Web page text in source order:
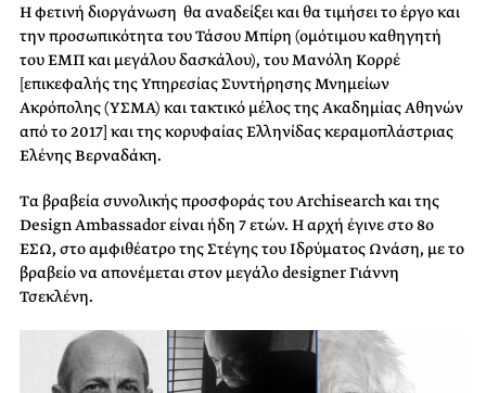
Η φετινή διοργάνωση θα αναδείξει και θα τιμήσει το έργο και
την προσωπικότητα τουΤάσου Μπίρη (ομότιμου καθηγητή
του ΕΜΠ και μεγάλου δασκάλου), τουΜανόλη Κορρέ
[επικεφαλής της Υπηρεσίας Συντήρησης Μνημείων
Ακρόπολης (ΥΣΜΑ) και τακτικό μέλος της Ακαδημίας Αθηνών
από το 2017] και της κορυφαίας Ελληνίδας κεραμοπλάστριας
Ελένης Βερναδάκη.
Tα βραβεία συνολικής προσφοράς του Archisearch και της
Design Ambassador είναι ήδη 7 ετών. Η αρχή έγινε στο 8ο
ΕΣΩ, στο αμφιθέατρο της Στέγης του Ιδρύματος Ωνάση, με το
βραβείο να απονέμεται στον μεγάλο designer Γιάννη
Τσεκλένη.